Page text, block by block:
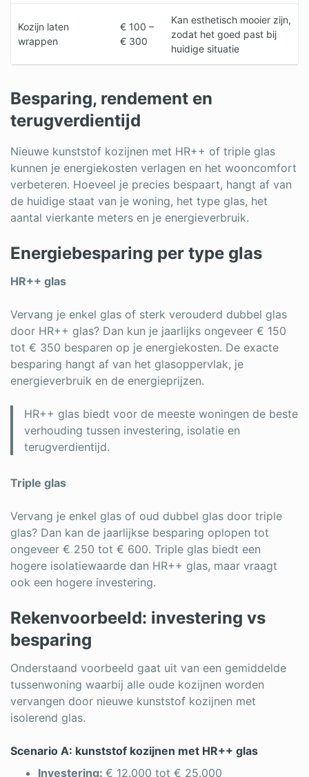
Kozijn laten
wrappen
€ 100 –
€ 300
Kan esthetisch mooier zijn,
zodat het goed past bij
huidige situatie
Besparing, rendement en
terugverdientijd
Nieuwe kunststof kozijnen met HR++ of triple glas
kunnen je energiekosten verlagen en het wooncomfort
verbeteren. Hoeveel je precies bespaart, hangt af van
de huidige staat van je woning, het type glas, het
aantal vierkante meters en je energieverbruik.
Energiebesparing per type glas
HR++ glas
Vervang je enkel glas of sterk verouderd dubbel glas
door HR++ glas? Dan kun je jaarlijks ongeveer € 150
tot € 350 besparen op je energiekosten. De exacte
besparing hangt af van het glasoppervlak, je
energieverbruik en de energieprijzen.
HR++ glas biedt voor de meeste woningen de beste
verhouding tussen investering, isolatie en
terugverdientijd.
Triple glas
Vervang je enkel glas of oud dubbel glas door triple
glas? Dan kan de jaarlijkse besparing oplopen tot
ongeveer € 250 tot € 600. Triple glas biedt een
hogere isolatiewaarde dan HR++ glas, maar vraagt
ook een hogere investering.
Rekenvoorbeeld: investering vs
besparing
Onderstaand voorbeeld gaat uit van een gemiddelde
tussenwoning waarbij alle oude kozijnen worden
vervangen door nieuwe kunststof kozijnen met
isolerend glas.
Scenario A: kunststof kozijnen met HR++ glas
Investering: € 12.000 tot € 25.000